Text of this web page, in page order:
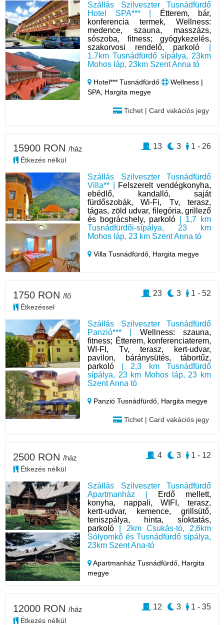
Szállás Szilveszter Tusnádfürdő
Hotel SPA*** |
Étterem, bár,
konferencia termek, Wellness:
medence, szauna, masszázs,
sószoba, fitness; gyógykezelés,
szakorvosi rendelő, parkoló
1,7km Tusnádfürdő sípálya, 23km
Mohos láp, 23km Szent Anna tó
Hotel*** Tusnádfürdő
Wellness |
SPA, Hargita megye
Tichet | Card vakációs jegy
Szállás Szilveszter Tusnádfürdő
Villa** | Felszerelt vendégkonyha,
ebédlő, kandalló, saját
fürdőszobák, Wi-Fi, Tv, terasz,
tágas, zöld udvar, filegória, grillező
és bográcshely, parkoló | 1,7 km
Tusnádfürdői-sípálya, 23 km
Mohos láp, 23 km Szent Anna tó
Villa Tusnádfürdő, Hargita megye
15900 RON /ház
Étkezés nélkül
1 - 26
3
13
Szállás Szilveszter Tusnádfürdő
Panzió*** | Wellness: szauna,
fitness; Étterem, konferenciaterem,
WI-FI, Tv, terasz, kert-udvar,
pavilon, báránysütés, tábortűz,
parkoló | 2,3 km Tusnádfürdő
sípálya, 23 km Mohos láp, 23 km
Szent Anna tó
Panzió Tusnádfürdő, Hargita megye
Tichet | Card vakációs jegy
1750 RON /fő
Étkezéssel
1 - 52
3
23
Szállás Szilveszter Tusnádfürdő
Apartmanház |
Erdő mellett,
konyha, nappali, WIFI, terasz,
kertt-udvar, kemence, grillsütő,
teniszpálya, hinta, síoktatás,
parkoló | 2km Csukás-tó, 2,6km
Sólyomkő és Tusnádfürdő sípálya,
23km Szent Ana-tó
Apartmanház Tusnádfürdő, Hargita
megye
2500 RON /ház
Étkezés nélkül
1 - 12
3
4
12000 RON /ház
Étkezés nélkül
1 - 35
3
12